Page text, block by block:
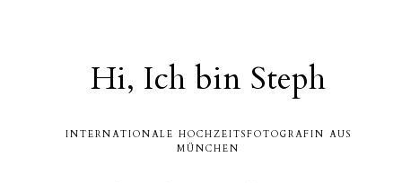
Hi, Ich bin Steph
INTERNATIONALE HOCHZEITSFOTOGRAFIN AUS
MÜNCHEN